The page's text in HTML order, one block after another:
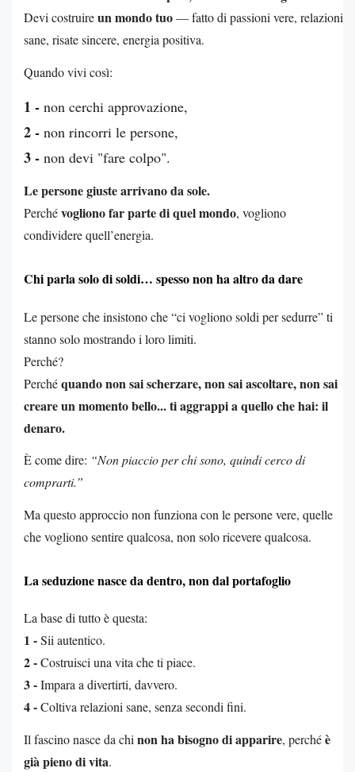
Devi costruireun mondo tuo— fatto di passioni vere, relazioni
sane, risate sincere, energia positiva.
Quando vivi così:
1 - non cerchi approvazione,
2 - non rincorri le persone,
3 - non devi "fare colpo".
Le persone giuste arrivano da sole.
Perchévogliono far parte di quel mondo, vogliono
condividere quell’energia.
Chi parla solo di soldi… spesso non ha altro da dare
Le persone che insistono che “ci vogliono soldi per sedurre” ti
stanno solo mostrando i loro limiti.
Perché?
Perchéquando non sai scherzare, non sai ascoltare, non sai
creare un momento bello... ti aggrappi a quello che hai: il
denaro.
È come dire: “Non piaccio per chi sono, quindi cerco di
comprarti.”
Ma questo approccio non funziona con le persone vere, quelle
che vogliono sentire qualcosa, non solo ricevere qualcosa.
La seduzione nasce da dentro, non dal portafoglio
La base di tutto è questa:
1 -Sii autentico.
2 -Costruisci una vita che ti piace.
3 -Impara a divertirti, davvero.
4 -Coltiva relazioni sane, senza secondi fini.
Il fascino nasce da chi non ha bisogno di apparire, perchéè
già pieno di vita.